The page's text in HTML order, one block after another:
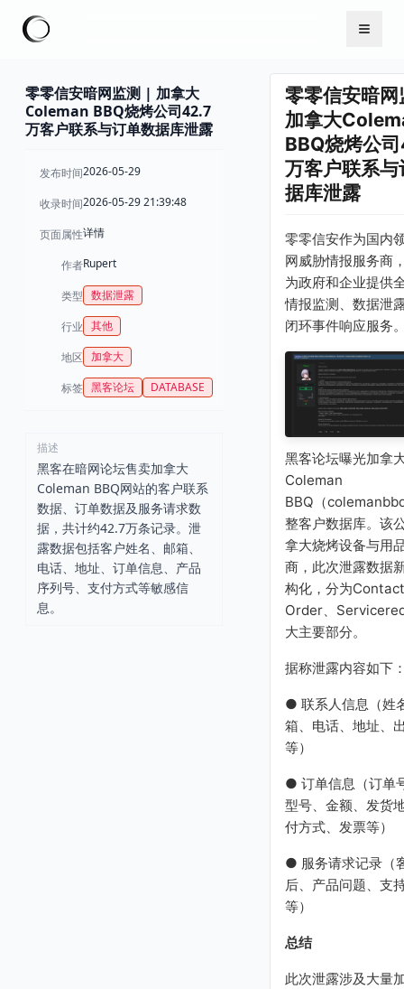
零零信安暗网监测 | 加拿大
Coleman BBQ烧烤公司42.7
万客户联系与订单数据库泄露
发布时间2026-05-29
收录时间2026-05-29 21:39:48
页面属性详情
作者Rupert
类型 数据泄露
行业 其他
地区 加拿大
标签 黑客论坛 DATABASE
描述
黑客在暗网论坛售卖加拿大
Coleman BBQ网站的客户联系
数据、订单数据及服务请求数
据，共计约42.7万条记录。泄
露数据包括客户姓名、邮箱、
电话、地址、订单信息、产品
序列号、支付方式等敏感信
息。
零零信安暗
加拿大
BBQ烧烤公
万客户联系与
据库泄露
零零信安作为国内
网威胁情报服务商
为政府和企业提供
情报监测、数据泄
闭环事件响应服务
黑客论坛曝光加拿
Coleman
BBQ（
整客户数据库。该
拿大烧烤设备与用
商，此次泄露数据
构化，分为
Order、
大主要部分。
据称泄露内容如下
● 联系人信息（姓
箱、电话、地址、
等）
● 订单信息（订单
型号、金额、发货
付方式、发票等）
● 服务请求记录（
后、产品问题、支
等）
总结
此次泄露涉及大量